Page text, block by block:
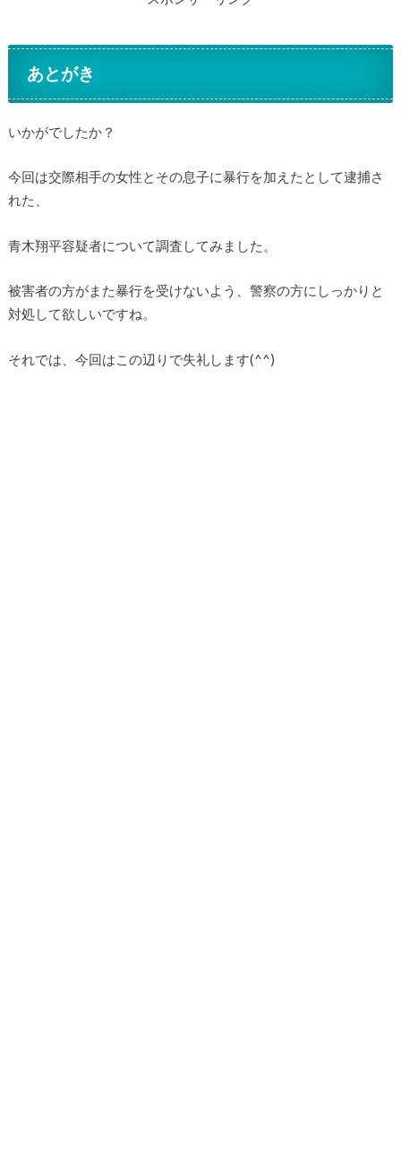
あとがき
いかがでしたか？
今回は交際相手の女性とその息子に暴行を加えたとして逮捕さ
れた、
青木翔平容疑者について調査してみました。
被害者の方がまた暴行を受けないよう、警察の方にしっかりと
対処して欲しいですね。
それでは、今回はこの辺りで失礼します(^^)